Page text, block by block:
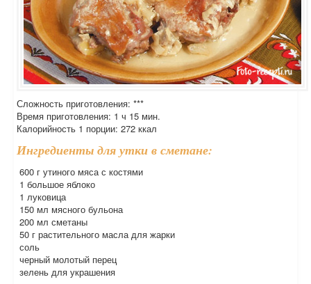
Сложность приготовления: ***
Время приготовления: 1 ч 15 мин.
Калорийность 1 порции: 272 ккал
Ингредиенты для утки в сметане:
600 г утиного мяса с костями
1 большое яблоко
1 луковица
150 мл мясного бульона
200 мл сметаны
50 г растительного масла для жарки
соль
черный молотый перец
зелень для украшения